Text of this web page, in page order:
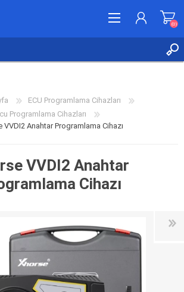
(0)
ECU Programlama Cihazları
Programlama Cihazları
VVDI2 Anahtar Programlama Cihazı
VVDI2 Anahtar
Cihazı